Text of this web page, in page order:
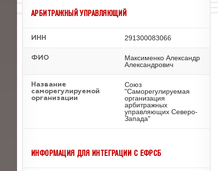
АРБИТРАЖНЫЙ УПРАВЛЯЮЩИЙ
ИНН 291300083066
ФИО
Максименко Александр
Александрович
Название
саморегулируемой
организации
Союз
"Саморегулируемая
организация
арбитражных
управляющих Северо-
Запада"
ИНФОРМАЦИЯ ДЛЯ ИНТЕГРАЦИИ С ЕФРСБ